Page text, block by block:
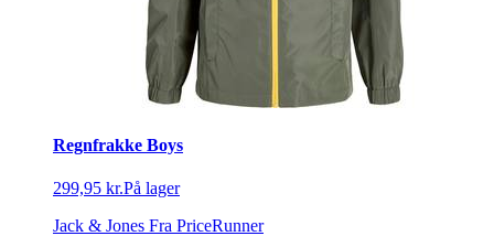
Regnfrakke Boys
299,95 kr.På lager
Jack & Jones Fra PriceRunner